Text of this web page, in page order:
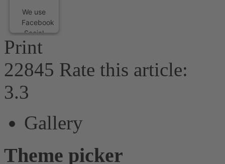
We use
Facebook
Social
Plugins
to
embed
content
may
data
about
activity.
Please
Print
22845 Rate this article:
3.3
Gallery
Theme picker